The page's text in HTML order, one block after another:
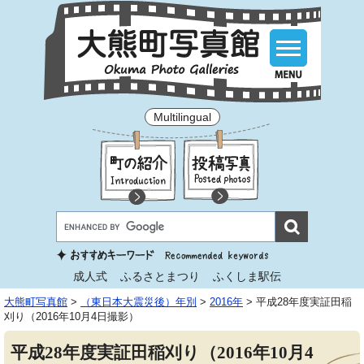
Multilingual
成人式 ふるさとまつり ふくしま駅伝
大熊町写真館 > （東日本大震災後）年別 > 2016年 > 平成28年度実証田稲
刈り（2016年10月4日撮影）
平成28年度実証田稲刈り（2016年10月4